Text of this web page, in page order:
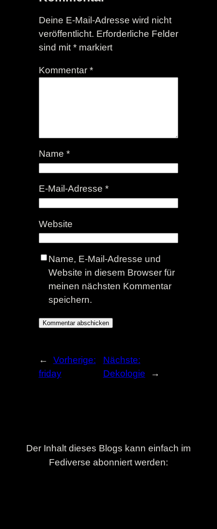
Deine E-Mail-Adresse wird nicht
veröffentlicht. Erforderliche Felder
sind mit *markiert
Kommentar *
Name *
E-Mail-Adresse *
Website
Name, E-Mail-Adresse und
Website in diesem Browser für
meinen nächsten Kommentar
speichern.
←
Vorherige:
friday
Nächste:
Dekologie
→
Der Inhalt dieses Blogs kann einfach im
Fediverse abonniert werden: